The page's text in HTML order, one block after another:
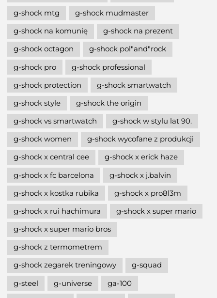
g-shock mtg
g-shock mudmaster
g-shock na komunię
g-shock na prezent
g-shock octagon
g-shock pol"and"rock
g-shock pro
g-shock professional
g-shock protection
g-shock smartwatch
g-shock style
g-shock the origin
g-shock vs smartwatch
g-shock w stylu lat 90.
g-shock women
g-shock wycofane z produkcji
g-shock x central cee
g-shock x erick haze
g-shock x fc barcelona
g-shock x j.balvin
g-shock x kostka rubika
g-shock x pro8l3m
g-shock x rui hachimura
g-shock x super mario
g-shock x super mario bros
g-shock z termometrem
g-shock zegarek treningowy
g-squad
g-steel
g-universe
ga-100